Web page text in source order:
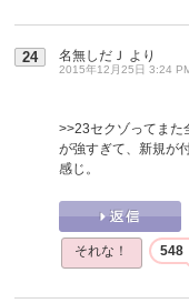
24 名無しだＪ より
2015年12月25日 3:24
>>23セクゾってまた
が強すぎて、新規が
感じ。
それな！ 548